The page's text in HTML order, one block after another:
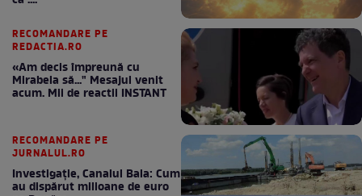
RECOMANDARE PE
REDACTIA.RO
«Am decis împreună cu
Mirabela să..." Mesajul venit
acum. Mii de reactii INSTANT
RECOMANDARE PE
JURNALUL.RO
Investigație, Canalul Bala: Cum
au dispărut milioane de euro